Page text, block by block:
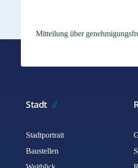
Mitteilung über
Stadt
Stadtportrait
Baustellen